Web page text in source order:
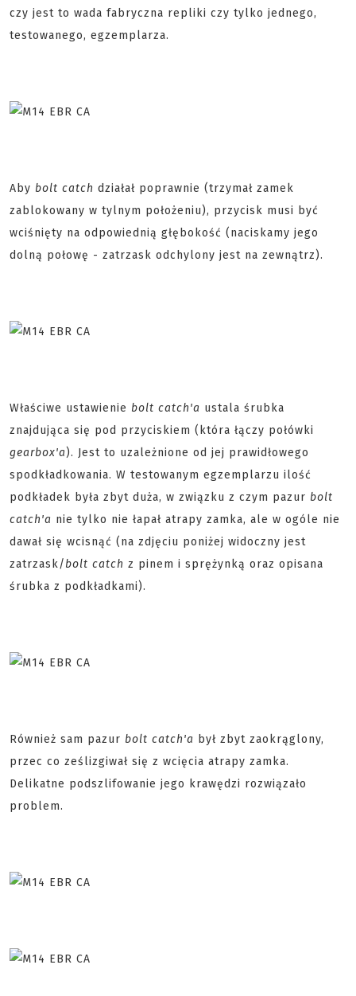
czy jest to wada fabryczna repliki czy tylko jednego,
testowanego, egzemplarza.
Aby bolt catch działał poprawnie (trzymał zamek
zablokowany w tylnym położeniu), przycisk musi być
wciśnięty na odpowiednią głębokość (naciskamy jego
dolną połowę - zatrzask odchylony jest na zewnątrz).
Właściwe ustawienie bolt catch'a ustala śrubka
znajdująca się pod przyciskiem (która łączy połówki
gearbox'a). Jest to uzależnione od jej prawidłowego
spodkładkowania. W testowanym egzemplarzu ilość
podkładek była zbyt duża, w związku z czym pazur bolt
catch'a nie tylko nie łapał atrapy zamka, ale w ogóle nie
dawał się wcisnąć (na zdjęciu poniżej widoczny jest
zatrzask/bolt catch z pinem i sprężynką oraz opisana
śrubka z podkładkami).
Również sam pazur bolt catch'a był zbyt zaokrąglony,
przec co ześlizgiwał się z wcięcia atrapy zamka.
Delikatne podszlifowanie jego krawędzi rozwiązało
problem.